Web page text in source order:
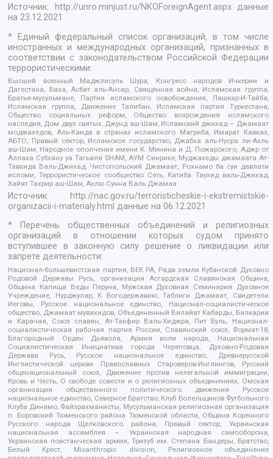
Источник: http://unro.minjust.ru/NKOForeignAgent.aspxданные
на23.12.2021
* Единый федеральный список организаций, в том числе
иностранных и международных организаций, признанных в
соответствии с законодательством Российской Федерации
террористическими:
Высший военный Маджлисуль Шура, Конгресс народов Ичкерии и
Дагестана, База, Асбат аль-Ансар, Священная война, Исламская группа,
Братья-мусульмане, Партия исламского освобождения, Лашкар-И-Тайба,
Исламская группа, Движение Талибан, Исламская партия Туркестана,
Общество социальных реформ, Общество возрождения исламского
наследия, Дом двух святых, Джунд аш-Шам, Исламский джихад – Джамаат
моджахедов, Аль-Каида в странах исламского Магриба, Имарат Кавказ,
АБТО, Правый сектор, Исламское государство, Джабха аль-Нусра ли-Ахль
аш-Шам, Народное ополчение имени К. Минина и Д. Пожарского, Аджр от
Аллаха Субхану уа Тагьаля SHAM, АУМ Синрике, Муджахеды джамаата Ат-
Тавхида Валь-Джихад, Чистопольский Джамаат, Рохнамо ба суи давлати
исломи, Террористическое сообщество Сеть, Катиба Таухид валь-Джихад,
Хайят Тахрир аш-Шам, Ахлю Сунна Валь Джамаа
Источник:
http://nac.gov.ru/terroristicheskie-i-ekstremistskie-
organizacii-i-materialy.html данные на06.12.2021
* Перечень общественных объединений и религиозных
организаций в отношении которых судом принято
вступившее в законную силу решение о ликвидации или
запрете деятельности:
Национал-большевистская партия, ВЕК РА, Рада земли Кубанской Духовно
Родовой Державы Русь, организация Асгардская Славянская Община,
Община Капища Веды Перуна, Мужская Духовная Семинария Духовное
Учреждение, Нурджулар, К Богодержавию, Таблиги Джамаат, Свидетели
Иеговы, Русское национальное единство, Национал-социалистическое
общество, Джамаат мувахидов, Объединенный Вилайат Кабарды, Балкарии
и Карачая, Союз славян, Ат-Такфир Валь-Хиджра, Пит Буль, Национал-
социалистическая рабочая партия России, Славянский союз, Формат-18,
Благородный Орден Дьявола, Армия воли народа, Национальная
Социалистическая Инициатива города Череповца, Духовно-Родовая
Держава Русь, Русское национальное единство, Древнерусской
Инглистической церкви Православных Староверов-Инглингов, Русский
общенациональный союз, Движение против нелегальной иммиграции,
Кровь и Честь, О свободе совести и о религиозных объединениях, Омская
организация общественного политического движения Русское
национальное единство, Северное Братство, Клуб Болельщиков Футбольного
Клуба Динамо, Файзрахманисты, Мусульманская религиозная организация
п. Боровский Тюменского района Тюменской области, Община Коренного
Русского народа Щелковского района, Правый сектор, Украинская
национальная ассамблея – Украинская народная самооборона,
Украинская повстанческая армия, Тризуб им. Степана Бандеры, Братство,
Белый Крест, Misanthropic division, Религиозное объединение